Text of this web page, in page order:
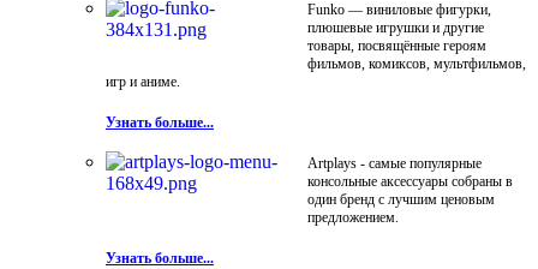
Funko — виниловые фигурки,
плюшевые игрушки и другие
товары, посвящённые героям
фильмов, комиксов, мультфильмов,
игр и аниме.
Узнать больше...
Artplays - самые популярные
консольные аксессуары собраны в
один бренд с лучшим ценовым
предложением.
Узнать больше...